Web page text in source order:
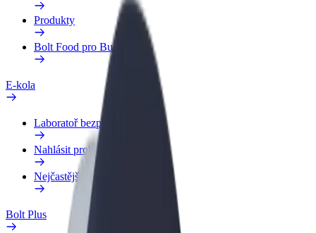
Produkty
Bolt Food pro Business
E-kola
Laboratoř bezpečnosti
Nahlásit problém
Nejčastější otázky
Bolt Plus